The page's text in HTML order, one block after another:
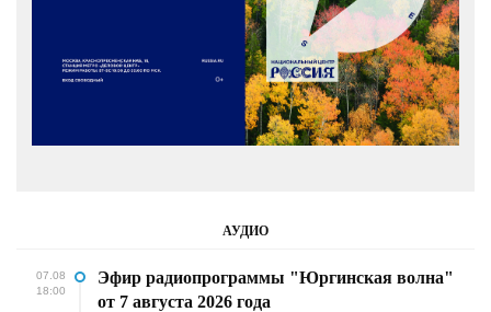
АУДИО
07.08
18:00
Эфир радиопрограммы "Юргинская волна"
от 7 августа 2026 года